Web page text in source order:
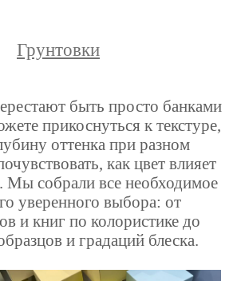
Грунтовки
быть просто банками
прикоснуться к текстуре,
оттенка при разном
как цвет влияет
Мы собрали все необходимое
уверенного выбора: от
и книг по колористике до
и градаций блеска.